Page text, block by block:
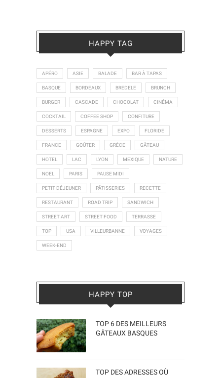
HAPPY TAG
APÉRO ASIE BALADE BAR À TAPAS
BASQUE BORDEAUX BREDELE BRUNCH
BURGER CASCADE CHOCOLAT CINÉMA
COCKTAIL COFFEE SHOP CONFITURE
DESSERTS ESPAGNE EXPO FLORIDE
FRANCE GOÛTER GRÈCE GÂTEAU
HOTEL LAC LYON MEXIQUE NATURE
NOEL PARIS PAUSE MIDI
PETIT DÉJEUNER PÂTISSERIES RECETTE
RESTAURANT ROAD TRIP SANDWICH
STREET ART STREET FOOD TERRASSE
TOP USA VILLEURBANNE VOYAGES
WEEK-END
HAPPY TOP
TOP 6 DES MEILLEURS
GÂTEAUX BASQUES
TOP DES ADRESSES OÙ